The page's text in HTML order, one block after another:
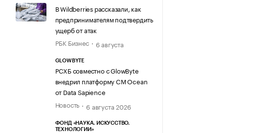
В Wildberries рассказали, как
предпринимателям подтвердить
ущерб от атак
РБК Бизнес
6 августа
GLOWBYTE
РСХБ совместно с GlowByte
внедрил платформу CM Ocean
от Data Sapience
Новость
6 августа 2026
ФОНД «НАУКА. ИСКУССТВО.
ТЕХНОЛОГИИ»